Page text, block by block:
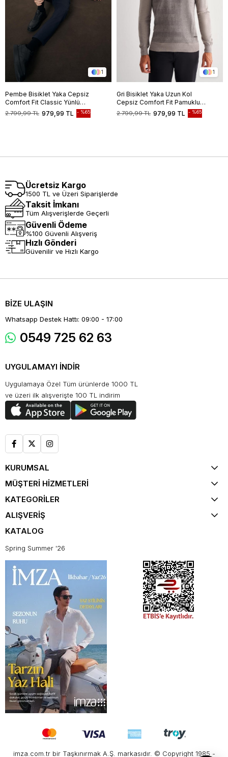
1
Pembe Bisiklet Yaka Cepsiz
Comfort Fit Classic Yünlü
Triko Kazak 1012255006
979,99 TL
2.799,99 TL %65
1
Gri Bisiklet Yaka Uzun Kol
Cepsiz Comfort Fit Pamuklu
Triko Kazak 1012255217
979,99 TL
2.799,99 TL %65
Ücretsiz Kargo
1500 TL ve Üzeri Siparişlerde
Taksit İmkanı
Tüm Alışverişlerde Geçerli
Güvenli Ödeme
%100 Güvenli Alışveriş
Hızlı Gönderi
Güvenilir ve Hızlı Kargo
BİZE ULAŞIN
Whatsapp Destek Hattı: 09:00 - 17:00
0549 725 62 63
UYGULAMAYI İNDİR
Uygulamaya Özel Tüm ürünlerde 1000 TL
ve üzeri ilk alışverişte 100 TL indirim
KURUMSAL
MÜŞTERİ HİZMETLERİ
KATEGORİLER
ALIŞVERİŞ
KATALOG
Spring Summer '26
imza.com.tr bir Taşkınırmak A.Ş. markasıdır. © Copyright 1985 -